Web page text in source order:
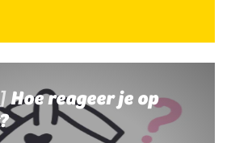
Hoe reageer je op